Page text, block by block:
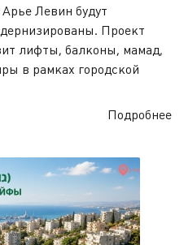
Левин будут
Проект
лифты, балконы, мамад,
в рамках городской
Подробнее